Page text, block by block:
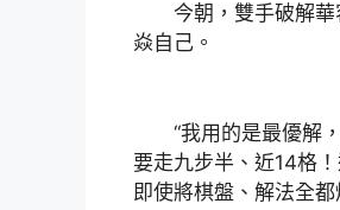
今朝，雙手破解華
焱自己。
“我用的是最優解，
要走九步半、近14格
即使將棋盤、解法全